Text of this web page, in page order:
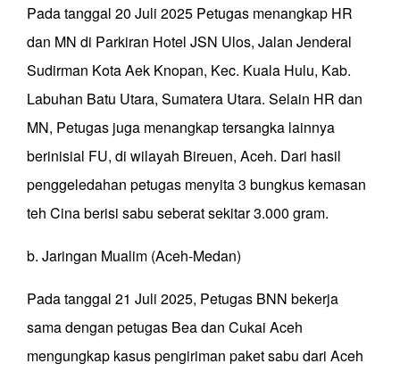
Pada tanggal 20 Juli 2025 Petugas menangkap HR
dan MN di Parkiran Hotel JSN Ulos, Jalan Jenderal
Sudirman Kota Aek Knopan, Kec. Kuala Hulu, Kab.
Labuhan Batu Utara, Sumatera Utara. Selain HR dan
MN, Petugas juga menangkap tersangka lainnya
berinisial FU, di wilayah Bireuen, Aceh. Dari hasil
penggeledahan petugas menyita 3 bungkus kemasan
teh Cina berisi sabu seberat sekitar 3.000 gram.
b. Jaringan Mualim (Aceh-Medan)
Pada tanggal 21 Juli 2025, Petugas BNN bekerja
sama dengan petugas Bea dan Cukai Aceh
mengungkap kasus pengiriman paket sabu dari Aceh